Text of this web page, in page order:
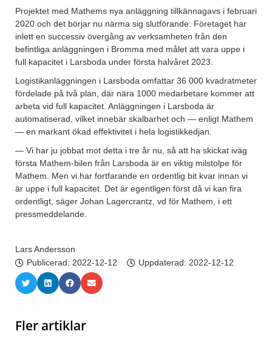
Projektet med Mathems nya anläggning tillkännagavs i februari
2020 och det börjar nu närma sig slutförande. Företaget har
inlett en successiv övergång av verksamheten från den
befintliga anläggningen i Bromma med målet att vara uppe i
full kapacitet i Larsboda under första halvåret 2023.
Logistikanläggningen i Larsboda omfattar 36 000 kvadratmeter
fördelade på två plan, där nära 1000 medarbetare kommer att
arbeta vid full kapacitet. Anläggningen i Larsboda är
automatiserad, vilket innebär skalbarhet och — enligt Mathem
— en markant ökad effektivitet i hela logistikkedjan.
— Vi har ju jobbat mot detta i tre år nu, så att ha skickat iväg
första Mathem-bilen från Larsboda är en viktig milstolpe för
Mathem. Men vi har fortfarande en ordentlig bit kvar innan vi
är uppe i full kapacitet. Det är egentligen först då vi kan fira
ordentligt, säger Johan Lagercrantz, vd för Mathem, i ett
pressmeddelande.
Lars Andersson
Publicerad: 2022-12-12 Uppdaterad: 2022-12-12
Fler artiklar